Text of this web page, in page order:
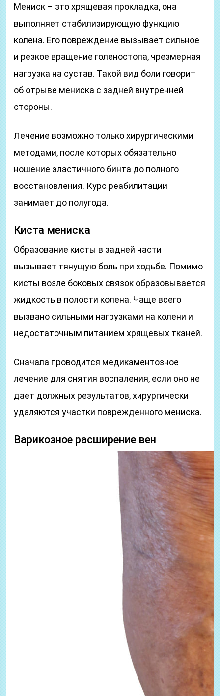
Мениск – это хрящевая прокладка, она
выполняет стабилизирующую функцию
колена. Его повреждение вызывает сильное
и резкое вращение голеностопа, чрезмерная
нагрузка на сустав. Такой вид боли говорит
об отрыве мениска с задней внутренней
стороны.
Лечение возможно только хирургическими
методами, после которых обязательно
ношение эластичного бинта до полного
восстановления. Курс реабилитации
занимает до полугода.
Киста мениска
Образование кисты в задней части
вызывает тянущую боль при ходьбе. Помимо
кисты возле боковых связок образовывается
жидкость в полости колена. Чаще всего
вызвано сильными нагрузками на колени и
недостаточным питанием хрящевых тканей.
Сначала проводится медикаментозное
лечение для снятия воспаления, если оно не
дает должных результатов, хирургически
удаляются участки поврежденного мениска.
Варикозное расширение вен